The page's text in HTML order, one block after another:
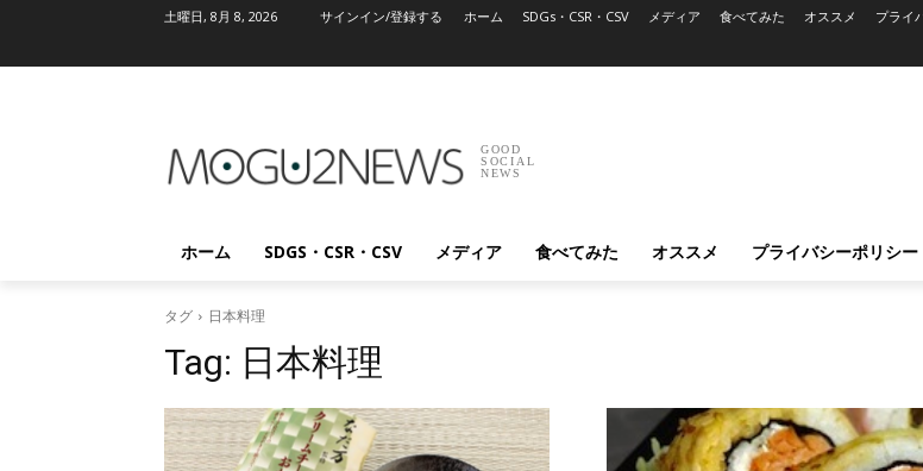
土曜日, 8月 8, 2026 サインイン/登録する ホーム SDGs・CSR・CSV メディア 食べてみた オススメ プライ
GOOD
SOCIAL
NEWS
ホーム SDGS・CSR・CSV メディア 食べてみた オススメ プライバシーポリシー
タグ 日本料理
Tag: 日本料理